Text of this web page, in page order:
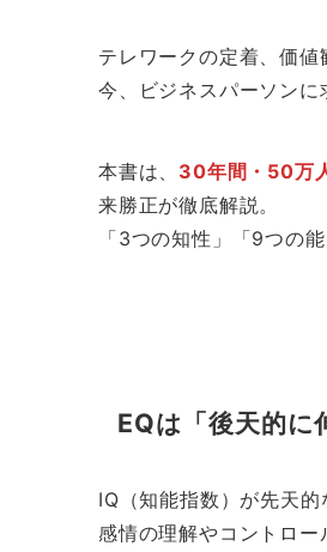
テレワークの定着、価値
今、ビジネスパーソン
本書は、 30年間・50万
来勝正が徹底解説。
「3つの知性」「9つの
EQは「後天的に
IQ（知能指数）が先天的
感情の理解やコントロ